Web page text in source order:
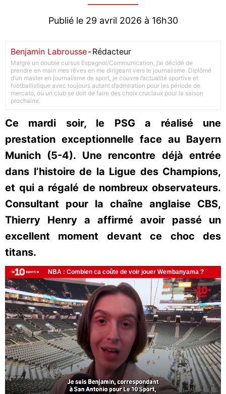
Publié le 29 avril 2026 à 16h30
Benjamin Labrousse-Rédacteur
Malgré un double cursus Espagnol/Communication, j’ai décidé de
prendre en main mes rêves en me dirigeant vers le journalisme. Diplômé
d’un master en journalisme de sport, je couvre l’actualité sportive et
footballistique avec toujours autant d’admiration pour les période de
mercato, où un club se doit de faire des choix cruciaux pour la saison
prochaine.
Ce mardi soir, le PSG a réalisé une
prestation exceptionnelle face au Bayern
Munich (5-4). Une rencontre déjà entrée
dans l’histoire de la Ligue des Champions,
et qui a régalé de nombreux observateurs.
Consultant pour la chaîne anglaise CBS,
Thierry Henry a affirmé avoir passé un
excellent moment devant ce choc des
titans.